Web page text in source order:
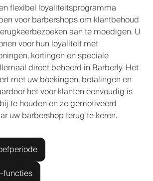
flexibel loyaliteitsprogramma
voor barbershops om klantbehoud
aan te moedigen. U
voor hun loyaliteit met
kortingen en speciale
direct beheerd in Barberly. Het
met uw boekingen, betalingen en
het voor klanten eenvoudig is
te houden en ze gemotiveerd
uw barbershop terug te keren.
functies